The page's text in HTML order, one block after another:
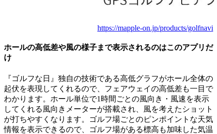
https://mapple-on.jp/products/golfnavi
ホールの高低差や風の様子まで表示されるのはこのアプリだ
け
『ゴルフな日』独自の技術である高低グラフがホール全体の
起伏を表現してくれるので、フェアウェイの高低差も一目で
わかります。ホール単位で1時間ごとの風向き・風速を表示
してくれる風向きメーターが搭載され、風を考えたショット
が打ちやすくなります。ゴルフ場ごとのピンポイントな天気
情報を表示できるので、ゴルフ場がある標高も加味した気温